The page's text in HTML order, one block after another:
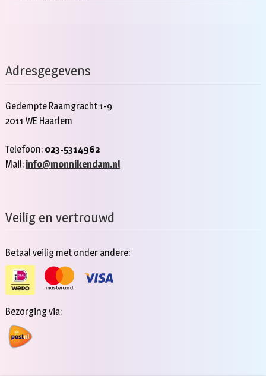
Adresgegevens
Gedempte Raamgracht 1-9
2011 WE Haarlem
Telefoon: 023-5314962
Mail: info@monnikendam.nl
Veilig en vertrouwd
Betaal veilig met onder andere:
Bezorging via: